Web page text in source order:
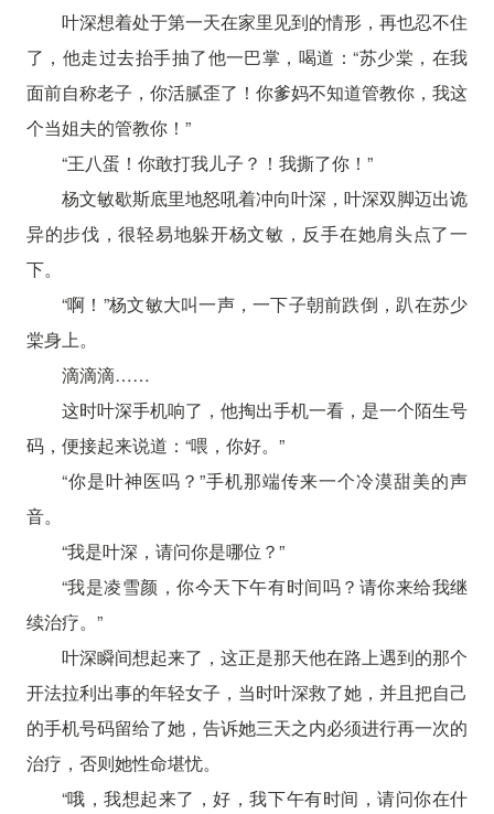
叶深想着处于第一天在家里见到的情形，再也忍不住
了，他走过去抬手抽了他一巴掌，喝道：“苏少棠，在我
面前自称老子，你活腻歪了！你爹妈不知道管教你，我这
个当姐夫的管教你！”
“王八蛋！你敢打我儿子？！我撕了你！”
杨文敏歇斯底里地怒吼着冲向叶深，叶深双脚迈出诡
异的步伐，很轻易地躲开杨文敏，反手在她肩头点了一
下。
“啊！”杨文敏大叫一声，一下子朝前跌倒，趴在苏少
棠身上。
滴滴滴……
这时叶深手机响了，他掏出手机一看，是一个陌生号
码，便接起来说道：“喂，你好。”
“你是叶神医吗？”手机那端传来一个冷漠甜美的声
音。
“我是叶深，请问你是哪位？”
“我是凌雪颜，你今天下午有时间吗？请你来给我继
续治疗。”
叶深瞬间想起来了，这正是那天他在路上遇到的那个
开法拉利出事的年轻女子，当时叶深救了她，并且把自己
的手机号码留给了她，告诉她三天之内必须进行再一次的
治疗，否则她性命堪忧。
“哦，我想起来了，好，我下午有时间，请问你在什